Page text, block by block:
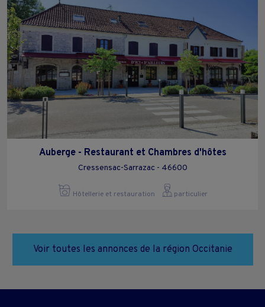
Auberge - Restaurant et Chambres d'hôtes
Cressensac-Sarrazac - 46600
Hôtellerie et restauration particulier
Voir toutes les annonces de la région Occitanie